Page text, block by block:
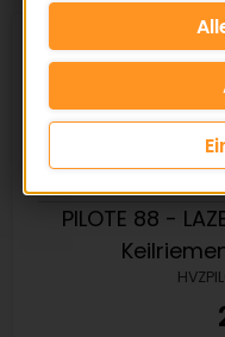
PILOTE 88 -